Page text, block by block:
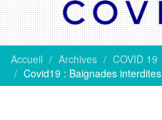
Accueil Archives
COVID 19
Covid19 : Baignades interdites